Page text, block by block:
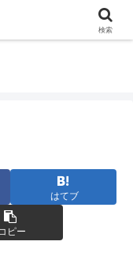
集
はてブ
ピー
検索